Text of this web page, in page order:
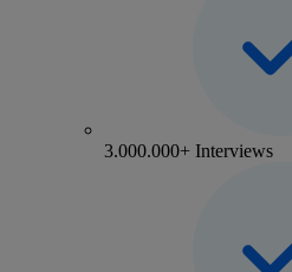
3.000.000+ Interviews